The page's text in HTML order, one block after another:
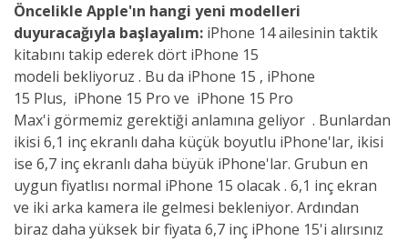
Öncelikle Apple'ın hangi yeni modelleri
duyuracağıyla başlayalım: iPhone 14 ailesinin taktik
kitabını takip ederek dört iPhone 15
modeli bekliyoruz . Bu da iPhone 15 , iPhone
15 Plus, iPhone 15 Pro ve iPhone 15 Pro
Max'i görmemiz gerektiği anlamına geliyor . Bunlardan
ikisi 6,1 inç ekranlı daha küçük boyutlu iPhone'lar, ikisi
ise 6,7 inç ekranlı daha büyük iPhone'lar. Grubun en
uygun fiyatlısı normal iPhone 15 olacak . 6,1 inç ekran
ve iki arka kamera ile gelmesi bekleniyor. Ardından
biraz daha yüksek bir fiyata 6,7 ​​inç iPhone 15'i alırsınız